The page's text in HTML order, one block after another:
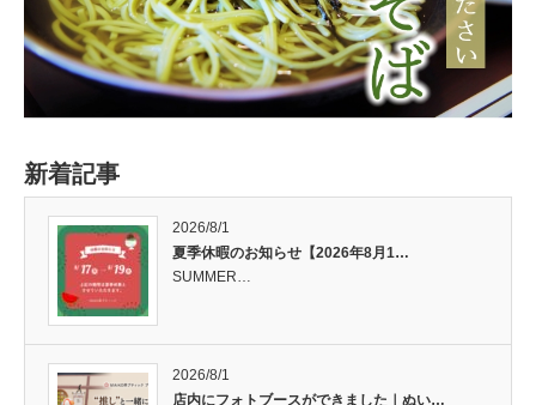
新着記事
2026/8/1
夏季休暇のお知らせ【2026年8月1…
SUMMER…
2026/8/1
店内にフォトブースができました｜ぬい…